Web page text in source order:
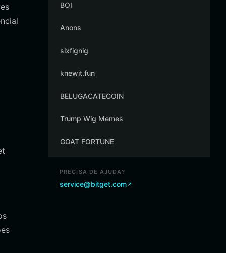
BOI
Anons
sixfignig
knewit.fun
BELUGACATECOIN
Trump Wig Memes
GOAT FORTUNE
PRECISA DE AJUDA?
service@bitget.com